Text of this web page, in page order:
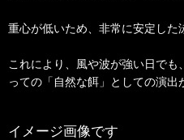
重心が低いため、非常に安定した
これにより、風や波が強い日で
っての「自然な餌」としての演出
イメージ画像です